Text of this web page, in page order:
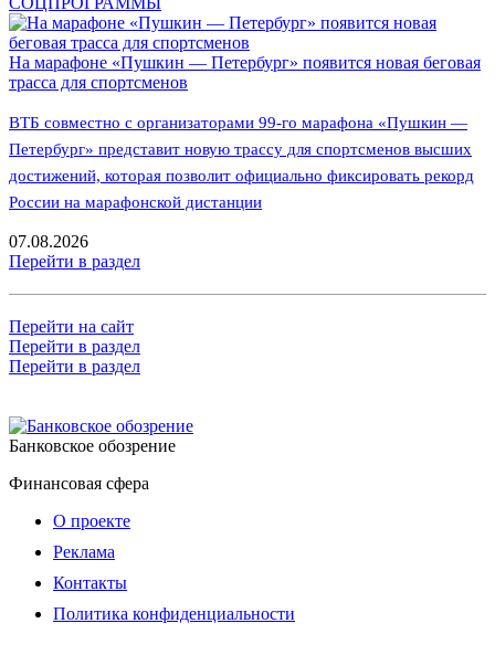
На марафоне «Пушкин — Петербург» появится новая беговая
трасса для спортсменов
ВТБ совместно с организаторами 99-го марафона «Пушкин —
Петербург» представит новую трассу для спортсменов высших
достижений, которая позволит официально фиксировать рекорд
России на марафонской дистанции
07.08.2026
Перейти в раздел
Перейти на сайт
Перейти в раздел
Перейти в раздел
Банковское обозрение
Финансовая сфера
О проекте
Реклама
Контакты
Политика конфиденциальности